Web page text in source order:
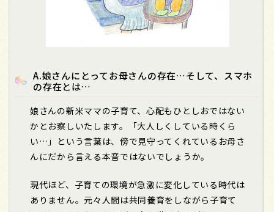
A.娘さんにとってお母さんの存在…そして、スマホ
の存在とは…
娘さんの新米ママの子育て、心配もひとしおではない
かとお察しいたします。「大人しくしている時くら
い…」という言葉は、傍で見守ってくれているお母さ
んにだから言える本音ではないでしょうか。
現代ほど、子育ての環境が急激に変化している時代は
ありません。元々人間は共同養育をしながら子育て